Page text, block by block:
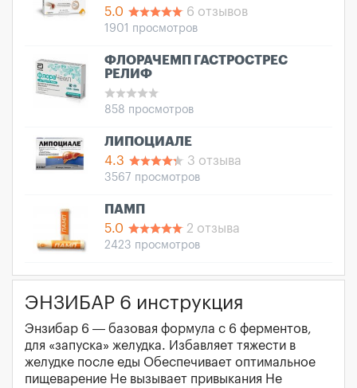
5.0
6 отзывов
1901 просмотров
ФЛОРАЧЕМП ГАСТРОСТРЕС
РЕЛИФ
858 просмотров
ЛИПОЦИАЛЕ
4.3
3 отзыва
3567 просмотров
ПАМП
5.0
2 отзыва
2423 просмотров
ЭНЗИБАР 6 инструкция
Энзибар 6 — базовая формула с 6 ферментов,
для «запуска» желудка. Избавляет тяжести в
желудке после еды Обеспечивает оптимальное
пищеварение Не вызывает привыкания Не